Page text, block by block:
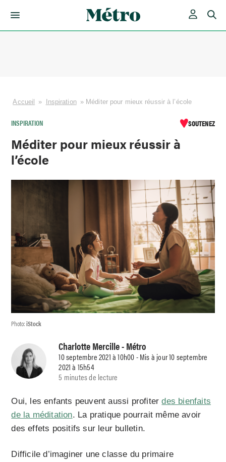
Accueil » Inspiration » Méditer pour mieux réussir à l’école
INSPIRATION SOUTENEZ
Méditer pour mieux réussir à
l’école
Photo:iStock
Charlotte Mercille- Métro
10 septembre 2021 à 10h00 - Mis à jour 10 septembre
2021 à 15h54
5 minutes de lecture
Oui, les enfants peuvent aussi profiterdes bienfaits
de la méditation. La pratique pourrait même avoir
des effets positifs sur leur bulletin.
Difficile d’imaginer une classe du primaire